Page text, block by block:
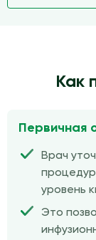
Как
Первичная
Врач
уровень
Это